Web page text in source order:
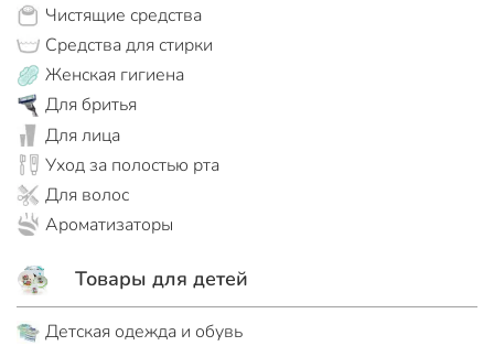
Чистящие средства
Средства для стирки
Женская гигиена
Для бритья
Для лица
Уход за полостью рта
Для волос
Ароматизаторы
Товары для детей
Детская одежда и обувь